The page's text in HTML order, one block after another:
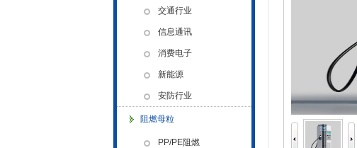
化，抗静电母粒，阻燃料，抗老化料，环氧树脂抗老
色母粒 氧化诱导剂，
交通行业
信息通讯
消费电子
新能源
安防行业
阻燃母粒
PP/PE阻燃